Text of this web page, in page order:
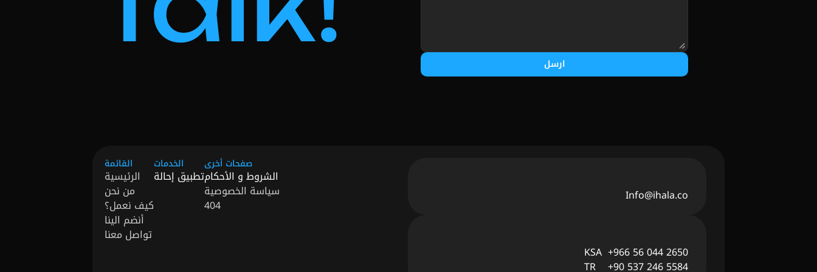
ارسل
القائمة
الرئيسية
من نحن
كيف نعمل؟
أنضم الينا
تواصل معنا
الخدمات
تطبيق إحالة
صفحات أخرى
الشروط و الأحكام
سياسة الخصوصية
404
Info@ihala.co
KSA  +966 56 044 2650
TR    +90 537 246 5584